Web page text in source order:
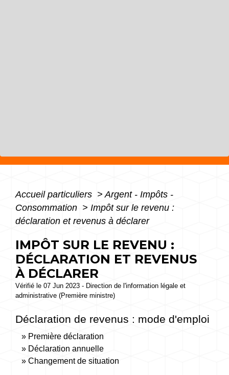
Accueil particuliers > Argent - Impôts -
Consommation > Impôt sur le revenu :
déclaration et revenus à déclarer
IMPÔT SUR LE REVENU :
DÉCLARATION ET REVENUS
À DÉCLARER
Vérifié le 07 Jun 2023 - Direction de l'information légale et
administrative (Première ministre)
Déclaration de revenus : mode d'emploi
Première déclaration
Déclaration annuelle
Changement de situation